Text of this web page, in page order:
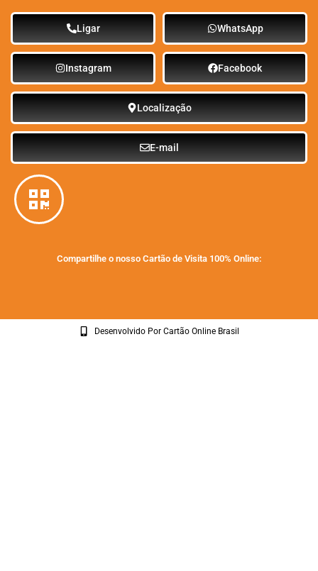
Ligar WhatsApp
Instagram Facebook
Localização
E-mail
Compartilhe o nosso Cartão de Visita 100% Online:
Desenvolvido Por Cartão Online Brasil